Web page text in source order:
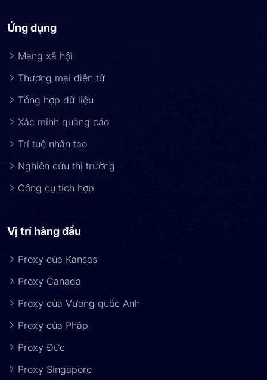
Ứng dụng
Mạng xã hội
Thương mại điện tử
Tổng hợp dữ liệu
Xác minh quảng cáo
Trí tuệ nhân tạo
Nghiên cứu thị trường
Công cụ tích hợp
Vị trí hàng đầu
Proxy của Kansas
Proxy Canada
Proxy của Vương quốc Anh
Proxy của Pháp
Proxy Đức
Proxy Singapore